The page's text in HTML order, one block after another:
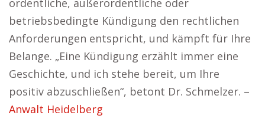
ordentliche, außerordentliche oder
betriebsbedingte Kündigung den rechtlichen
Anforderungen entspricht, und kämpft für Ihre
Belange. „Eine Kündigung erzählt immer eine
Geschichte, und ich stehe bereit, um Ihre
positiv abzuschließen“, betont Dr. Schmelzer. –
Anwalt Heidelberg